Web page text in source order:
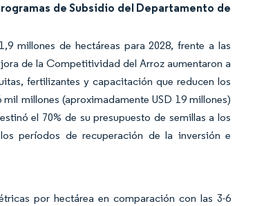
de Subsidio del Departamento de
millones de hectáreas para 2028, frente a las
de la Competitividad del Arroz aumentaron a
fertilizantes y capacitación que reducen los
millones (aproximadamente USD 19 millones)
el 70% de su presupuesto de semillas a los
períodos de recuperación de la inversión e
por hectárea en comparación con las 3-6